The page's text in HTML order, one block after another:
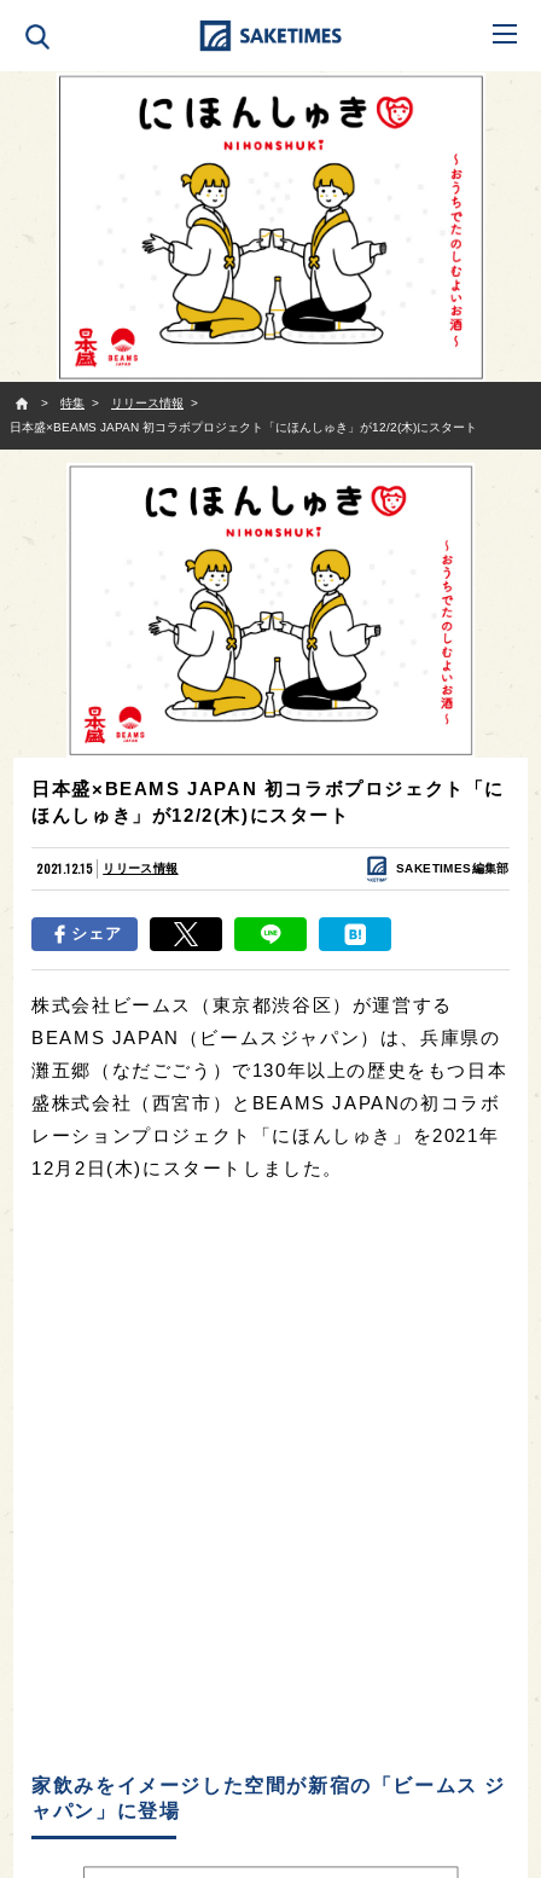
特集
リリース情報
日本盛×BEAMS JAPAN 初コラボプロジェクト「にほんしゅき」が12/2(木)にスタート
日本盛×BEAMS JAPAN 初コラボプロジェクト「に
ほんしゅき」が12/2(木)にスタート
2021.12.15 リリース情報 SAKETIMES編集部
シェア
株式会社ビームス（東京都渋谷区）が運営する
BEAMS JAPAN（ビームスジャパン）は、兵庫県の
灘五郷（なだごごう）で130年以上の歴史をもつ日本
盛株式会社（西宮市）とBEAMS JAPANの初コラボ
レーションプロジェクト「にほんしゅき」を2021年
12月2日(木)にスタートしました。
家飲みをイメージした空間が新宿の「ビームス ジ
ャパン」に登場